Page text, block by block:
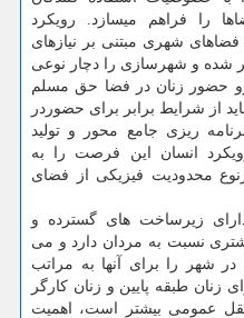
را فراهم میسازد. رویكرد
شهری مبتنی بر نیازهای
شده و شهرسازی را دچار نوعی
حضور زنان در فضا حق مسلم
از شرایط برابر برای حضوردر
ریزی جامع محور و تولید
انسان این فرصت را به
محدودیت فیزیكی از فضای
زیرساخت های گسترده و
نسبت به مردان دارد و می
شهر را برای آنها به مراتب
طبقه پایین و زنان كارگر
عمومی بیشتر است، اهمیت